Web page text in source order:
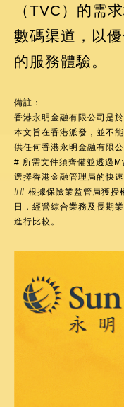
（TVC）的需
數碼渠道，以
的服務體驗。
備註：
香港永明金融有限公司是
本文旨在香港派發，並不
供任何香港永明金融有限公
# 所需文件須齊備並透過
選擇香港金融管理局的快
## 根據保險業監管局獲
日，經營綜合業務及長期
進行比較。